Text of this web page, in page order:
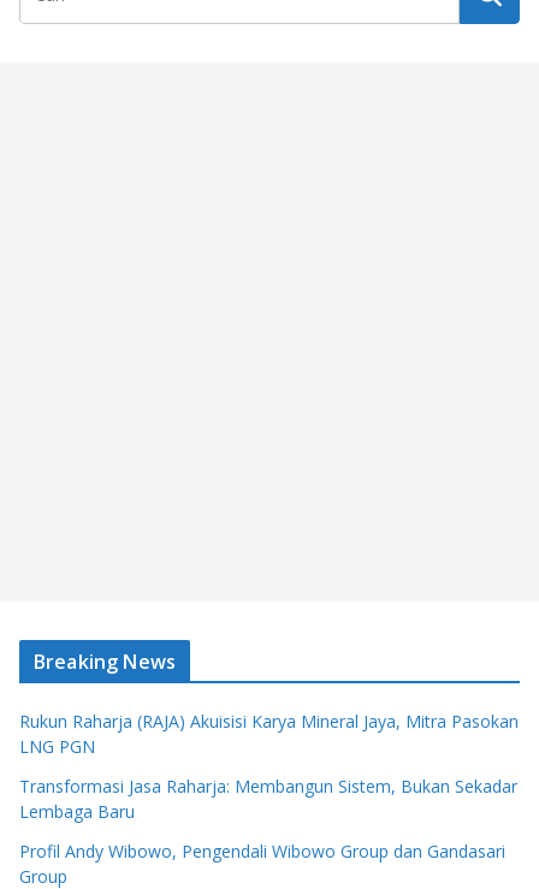
Breaking News
Rukun Raharja (RAJA) Akuisisi Karya Mineral Jaya, Mitra Pasokan
LNG PGN
Transformasi Jasa Raharja: Membangun Sistem, Bukan Sekadar
Lembaga Baru
Profil Andy Wibowo, Pengendali Wibowo Group dan Gandasari
Group